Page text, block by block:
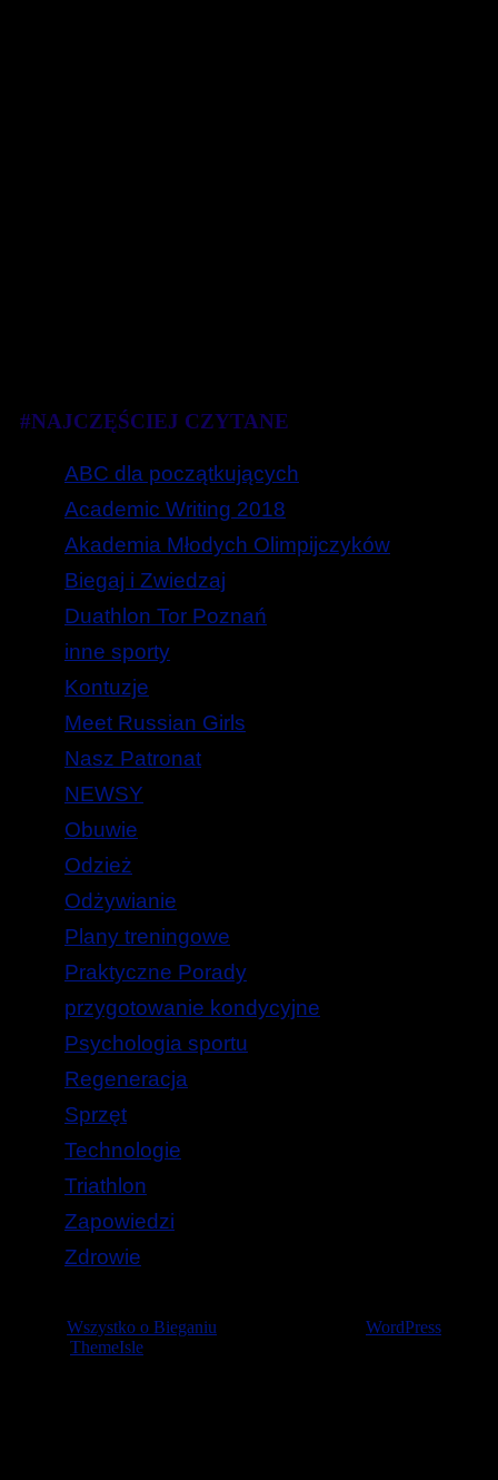
#NAJCZĘŚCIEJ CZYTANE
ABC dla początkujących
Academic Writing 2018
Akademia Młodych Olimpijczyków
Biegaj i Zwiedzaj
Duathlon Tor Poznań
inne sporty
Kontuzje
Meet Russian Girls
Nasz Patronat
NEWSY
Obuwie
Odzież
Odżywianie
Plany treningowe
Praktyczne Porady
przygotowanie kondycyjne
Psychologia sportu
Regeneracja
Sprzęt
Technologie
Triathlon
Zapowiedzi
Zdrowie
Wszystko o Bieganiu
WordPress
ThemeIsle